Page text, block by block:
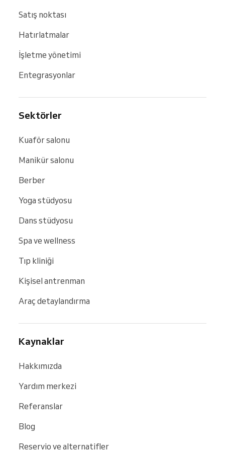
Satış noktası
Hatırlatmalar
İşletme yönetimi
Entegrasyonlar
Sektörler
Kuaför salonu
Manikür salonu
Berber
Yoga stüdyosu
Dans stüdyosu
Spa ve wellness
Tıp kliniği
Kişisel antrenman
Araç detaylandırma
Kaynaklar
Hakkımızda
Yardım merkezi
Referanslar
Blog
Reservio ve alternatifler